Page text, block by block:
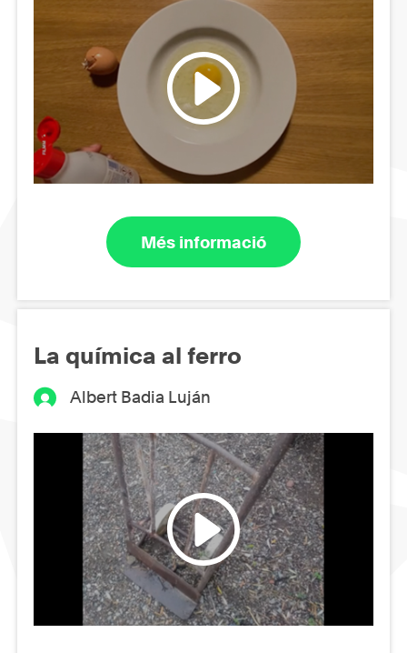
Més informació
La química al ferro
Albert Badia Luján